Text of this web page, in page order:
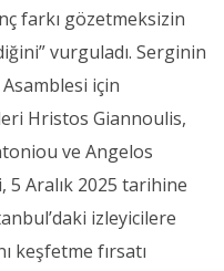
farkı gözetmeksizin
vurguladı. Serginin
Asamblesi için
Hristos Giannoulis,
ve Angelos
5 Aralık 2025 tarihine
izleyicilere
keşfetme fırsatı